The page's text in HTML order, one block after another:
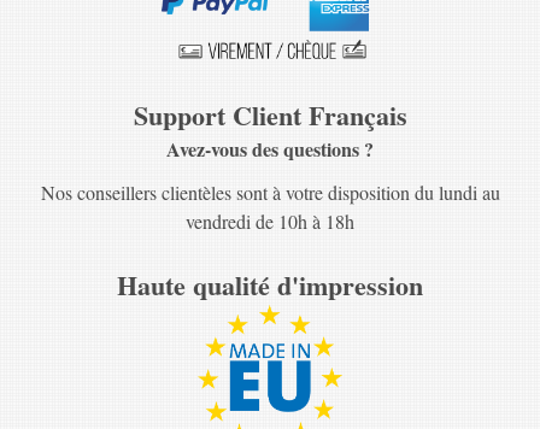
Support Client Français
Avez-vous des questions ?
Nos conseillers clientèles sont à votre disposition du lundi au
vendredi de 10h à 18h
Haute qualité d'impression